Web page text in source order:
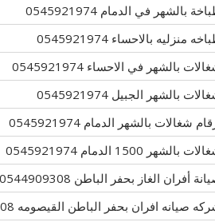
بالشهر في الدمام 0545921974
منزليه بالاحساء 0545921974
بالشهر في الاحساء 0545921974
بالشهر الجبيل 0545921974
شغالات بالشهر الدمام 0545921974
بالشهر 1500 الدمام 0545921974
أفران الغاز بحفر الباطن 0544909308
صيانه افران بحفر الباطن القيصومه 0544909308